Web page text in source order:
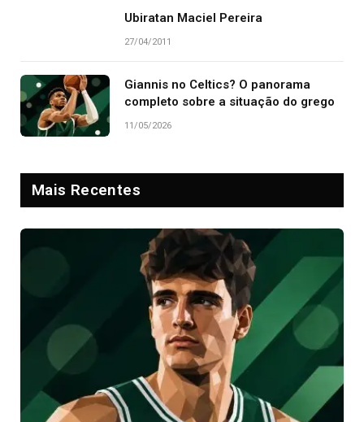
Ubiratan Maciel Pereira
27/04/2011
Giannis no Celtics? O panorama
completo sobre a situação do grego
11/05/2026
Mais Recentes